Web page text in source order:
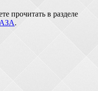
прочитать в разделе
.